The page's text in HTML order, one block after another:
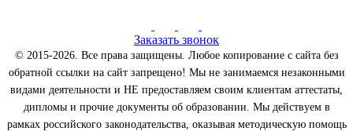
Заказать звонок
© 2015-2026. Все права защищены. Любое копирование с сайта без
обратной ссылки на сайт запрещено! Мы не занимаемся незаконными
видами деятельности и НЕ предоставляем своим клиентам аттестаты,
дипломы и прочие документы об образовании. Мы действуем в
рамках российского законодательства, оказывая методическую помощь